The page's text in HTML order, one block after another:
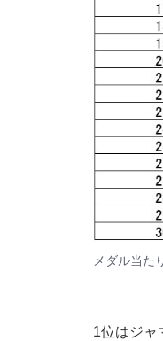
メダル当た
1位はジャ